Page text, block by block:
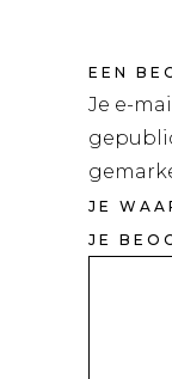
EEN
Je e-
JE
JE